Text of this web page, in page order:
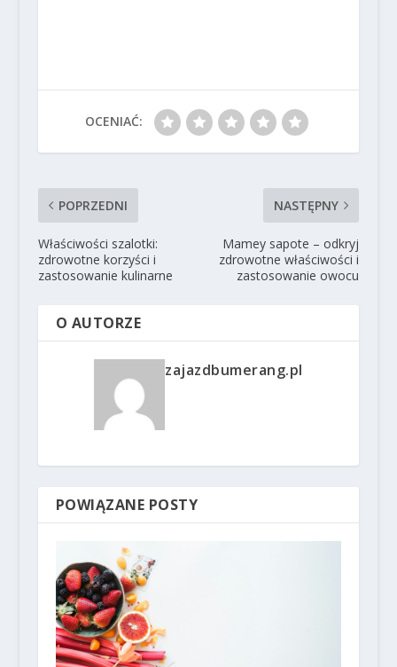
OCENIAĆ:
POPRZEDNI
Właściwości szalotki:
zdrowotne korzyści i
zastosowanie kulinarne
NASTĘPNY
Mamey sapote – odkryj
zdrowotne właściwości i
zastosowanie owocu
O AUTORZE
zajazdbumerang.pl
POWIĄZANE POSTY